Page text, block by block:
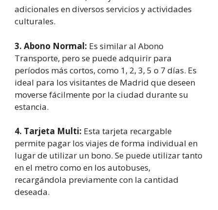
adicionales en diversos servicios y actividades
culturales.
3. Abono Normal: Es similar al Abono
Transporte, pero se puede adquirir para
períodos más cortos, como 1, 2, 3, 5 o 7 días. Es
ideal para los visitantes de Madrid que deseen
moverse fácilmente por la ciudad durante su
estancia.
4. Tarjeta Multi: Esta tarjeta recargable
permite pagar los viajes de forma individual en
lugar de utilizar un bono. Se puede utilizar tanto
en el metro como en los autobuses,
recargándola previamente con la cantidad
deseada.